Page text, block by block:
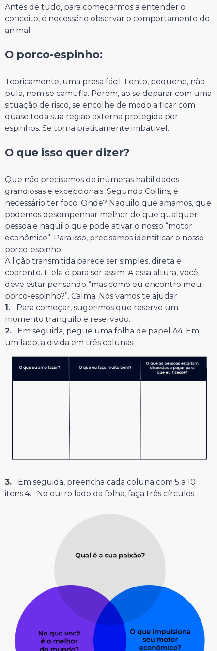
Antes de tudo, para começarmos a entender o
conceito, é necessário observar o comportamento do
animal:
O porco-espinho:
Teoricamente, uma presa fácil. Lento, pequeno, não
pula, nem se camufla. Porém, ao se deparar com uma
situação de risco, se encolhe de modo a ficar com
quase toda sua região externa protegida por
espinhos. Se torna praticamente imbatível.
O que isso quer dizer?
Que não precisamos de inúmeras habilidades
grandiosas e excepcionais. Segundo Collins, é
necessário ter foco. Onde? Naquilo que amamos, que
podemos desempenhar melhor do que qualquer
pessoa e naquilo que pode ativar o nosso “motor
econômico”. Para isso, precisamos identificar o nosso
porco-espinho.
A lição transmitida parece ser simples, direta e
coerente. E ela é para ser assim. A essa altura, você
deve estar pensando “mas como eu encontro meu
porco-espinho?”. Calma. Nós vamos te ajudar:
1.
Para começar, sugerimos que reserve um
momento tranquilo e reservado.
2. Em seguida, pegue uma folha de papel A4. Em
um lado, a divida em três colunas:
3.
Em seguida, preencha cada coluna com 5 a 10
itens.4. No outro lado da folha, faça três círculos: